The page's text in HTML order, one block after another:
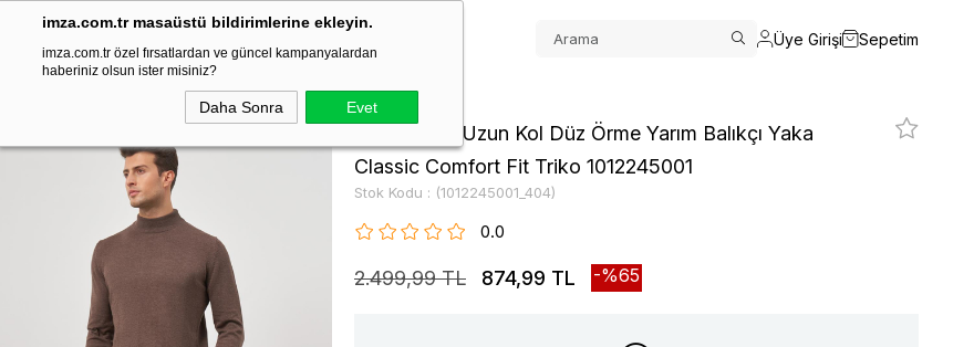
imza.com.tr masaüstü bildirimlerine ekleyin.
imza.com.tr özel fırsatlardan ve güncel kampanyalardan
haberiniz olsun ister misiniz?
Daha Sonra Evet
Üye Girişi Sepetim
Örme Yarım Balıkçı Yaka Classic Comfort Fit Triko 1012245001
Kahverengi Uzun Kol Düz Örme Yarım Balıkçı Yaka
Classic Comfort Fit Triko 1012245001
Stok Kodu (1012245001_404)
0.0
2.499,99 TL 874,99 TL 65